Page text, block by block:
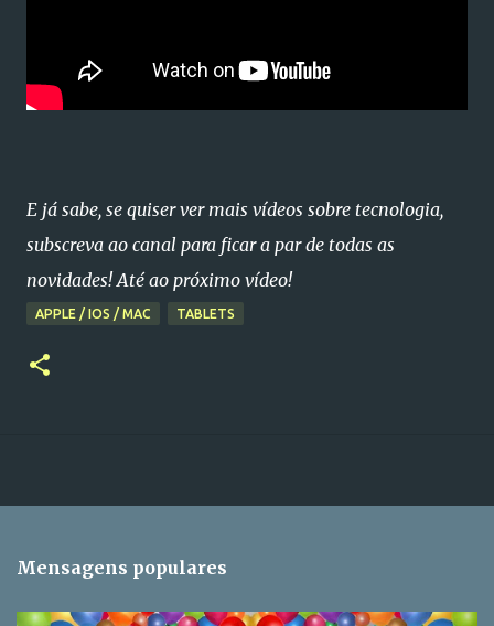
E já sabe, se quiser ver mais vídeos sobre tecnologia,
subscreva ao canal para ficar a par de todas as
novidades! Até ao próximo vídeo!
APPLE / IOS / MAC TABLETS
Mensagens populares